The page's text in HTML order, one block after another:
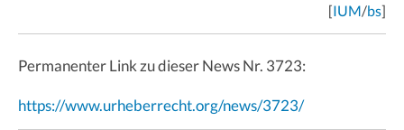
[IUM/bs]
Permanenter Link zu dieser News Nr. 3723:
https://www.urheberrecht.org/news/3723/